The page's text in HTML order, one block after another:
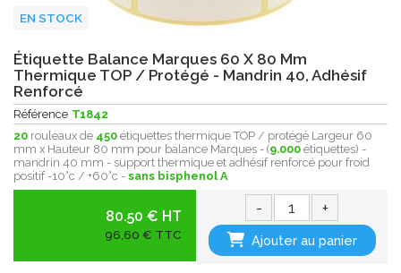
EN STOCK
Étiquette Balance Marques 60 X 80 Mm
Thermique TOP / Protégé - Mandrin 40, Adhésif
Renforcé
Référence T1842
20 rouleaux de 450 étiquettes thermique TOP / protégé Largeur 60
mm x Hauteur 80 mm pour balance Marques - (9.000 étiquettes) -
mandrin 40 mm - support thermique et adhésif renforcé pour froid
positif -10°c / +60°c - sans bisphenol A
80.50 € HT
96,60 € TTC
- +
Ajouter au panier